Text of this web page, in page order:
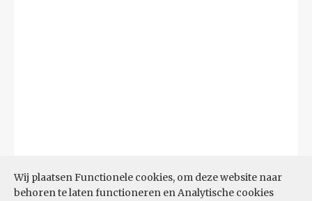
Wij plaatsen Functionele cookies, om deze website naar
behoren te laten functioneren en Analytische cookies
Bron: CBS microdata (EBB) (09-03-2026)